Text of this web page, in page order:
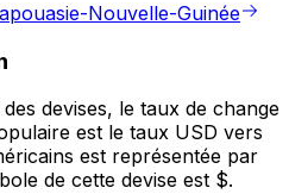
Nouvelle-Guinée
devises, le taux de change
est le taux USD vers
est représentée par
de cette devise est $.